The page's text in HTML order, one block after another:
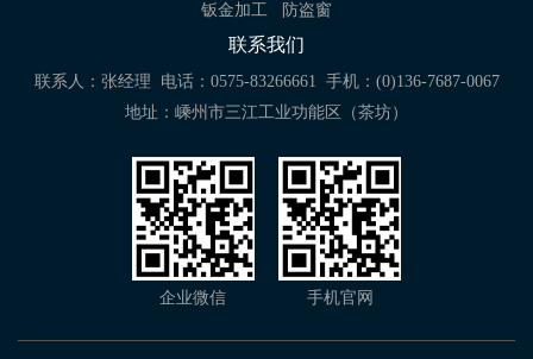
钣金加工 防盗窗
联系我们
联系人：张经理 电话：0575-83266661 手机：(0)136-7687-0067
地址：嵊州市三江工业功能区（茶坊）
企业微信 手机官网